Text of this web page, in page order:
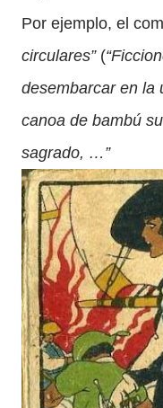
Por ejemplo, el
circulares”(
desembarcar en la
canoa de bambú
sagrado, …”